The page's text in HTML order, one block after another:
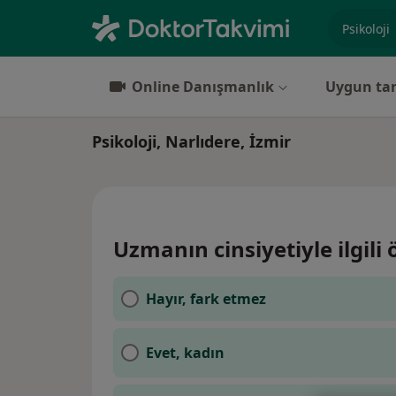
Online Danışmanlık Uygun
Psikoloji, Narlıdere, İzmir
Uzmanın cinsiyetiyle ilgili
Hayır, fark etmez
Evet, kadın